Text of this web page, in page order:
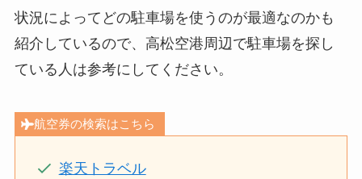
状況によってどの駐車場を使うのが最適なのかも
紹介しているので、高松空港周辺で駐車場を探し
ている人は参考にしてください。
航空券の検索はこちら
楽天トラベル